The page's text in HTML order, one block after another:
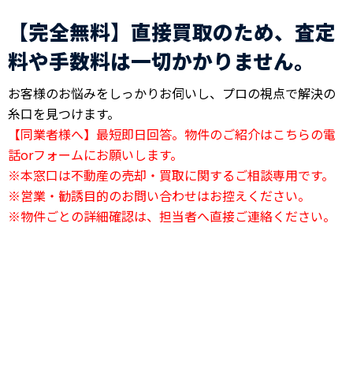
【完全無料】直接買取のため、査定
料や手数料は一切かかりません。
お客様のお悩みをしっかりお伺いし、プロの視点で解決の
糸口を見つけます。
【同業者様へ】最短即日回答。物件のご紹介はこちらの電
話orフォームにお願いします。
※本窓口は不動産の売却・買取に関するご相談専用です。
※営業・勧誘目的のお問い合わせはお控えください。
※物件ごとの詳細確認は、担当者へ直接ご連絡ください。